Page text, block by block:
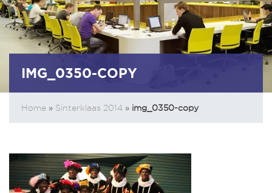
IMG_0350-COPY
Home » Sinterklaas 2014 » img_0350-copy